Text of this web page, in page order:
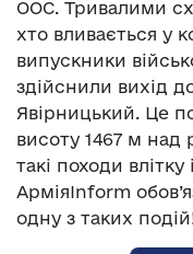
ООС. Тривалими
хто вливається у
випускники
здійснили вихід
Явірницький. Це
висоту 1467 м над
такі походи
АрміяInform
одну з таких